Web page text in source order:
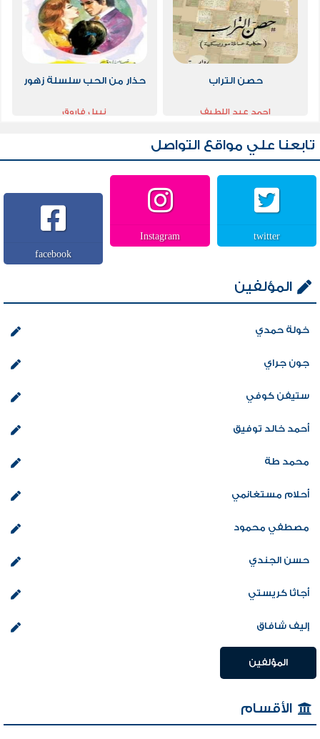
حصن التراب
احمد عبد اللطيف
حذار من الحب سلسلة زهور
نبيل فاروق
تابعنا علي مواقع التواصل
twitter
Instagram
facebook
المؤلفين
خولة حمدي
جون جراي
ستيفن كوفي
أحمد خالد توفيق
محمد طة
أحلام مستغانمي
مصطفي محمود
حسن الجندي
أجاثا كريستي
إليف شافاق
المؤلفين
الأقسام